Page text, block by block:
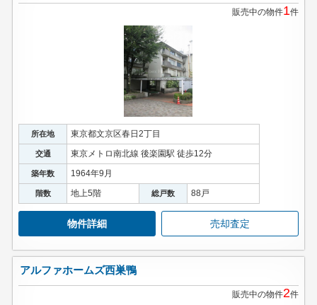
販売中の物件1件
所在地 東京都文京区春日2丁目
交通 東京メトロ南北線 後楽園駅 徒歩12分
築年数 1964年9月
階数 地上5階 総戸数 88戸
物件詳細 売却査定
アルファホームズ西巣鴨
販売中の物件2件